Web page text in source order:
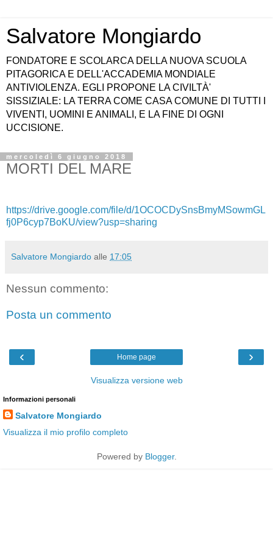
Salvatore Mongiardo
FONDATORE E SCOLARCA DELLA NUOVA SCUOLA
PITAGORICA E DELL'ACCADEMIA MONDIALE
ANTIVIOLENZA. EGLI PROPONE LA CIVILTÀ'
SISSIZIALE: LA TERRA COME CASA COMUNE DI TUTTI I
VIVENTI, UOMINI E ANIMALI, E LA FINE DI OGNI
UCCISIONE.
mercoledì 6 giugno 2018
MORTI DEL MARE
https://drive.google.com/file/d/1OCOCDySnsBmyMSowmGL
fj0P6cyp7BoKU/view?usp=sharing
Salvatore Mongiardo alle 17:05
Nessun commento:
Posta un commento
‹ ›
Home page
Visualizza versione web
Informazioni personali
Salvatore Mongiardo
Visualizza il mio profilo completo
Powered by Blogger.